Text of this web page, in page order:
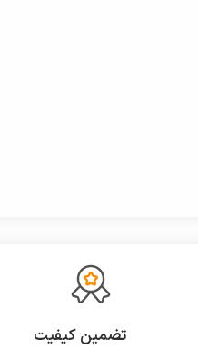
تضمین کیفیت